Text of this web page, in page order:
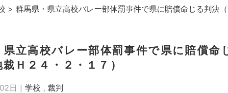
> 群馬県・県立高校バレー部体罰事件で県に賠償命じる判決
県立高校バレー部体罰事件で県に賠償命
裁Ｈ２４・２・１７）
日｜ 学校 , 裁判